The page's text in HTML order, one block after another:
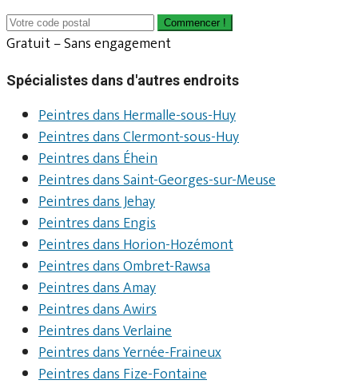
Commencer !
Gratuit – Sans engagement
Spécialistes dans d'autres endroits
Peintres dans Hermalle-sous-Huy
Peintres dans Clermont-sous-Huy
Peintres dans Éhein
Peintres dans Saint-Georges-sur-Meuse
Peintres dans Jehay
Peintres dans Engis
Peintres dans Horion-Hozémont
Peintres dans Ombret-Rawsa
Peintres dans Amay
Peintres dans Awirs
Peintres dans Verlaine
Peintres dans Yernée-Fraineux
Peintres dans Fize-Fontaine